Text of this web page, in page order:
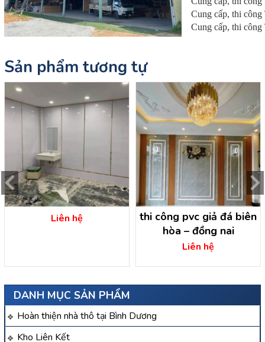
DANH MỤC SẢN PHẨM
Hoàn thiện nhà thô tại Bình Dương
Kho Liên Kết
Cung cấp, thi
Cung cấp, thi
Sản phẩm tương tự
Liên hệ
thi công pvc giả đá biên
hòa – đồng nai
Liên hệ